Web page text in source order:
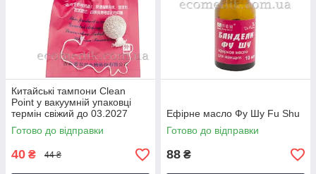
Китайські тампони Clean
Point у вакуумній упаковці
термін свіжий до 03.2027
року
Готово до відправки
40 ₴ 44 ₴
Ефірне масло Фу Шу Fu Shu
Готово до відправки
88 ₴